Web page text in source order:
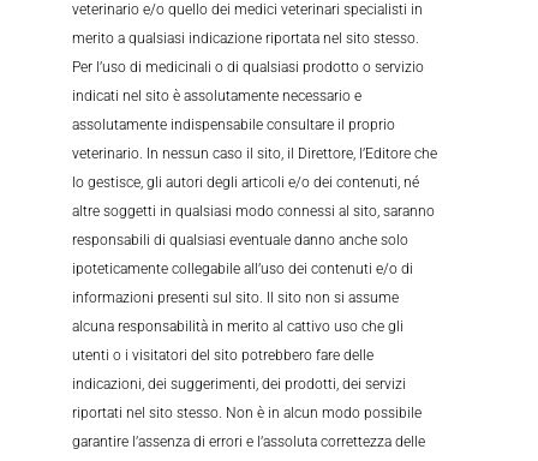
veterinario e/o quello dei medici veterinari specialisti in
merito a qualsiasi indicazione riportata nel sito stesso.
Per l’uso di medicinali o di qualsiasi prodotto o servizio
indicati nel sito è assolutamente necessario e
assolutamente indispensabile consultare il proprio
veterinario. In nessun caso il sito, il Direttore, l’Editore che
lo gestisce, gli autori degli articoli e/o dei contenuti, né
altre soggetti in qualsiasi modo connessi al sito, saranno
responsabili di qualsiasi eventuale danno anche solo
ipoteticamente collegabile all’uso dei contenuti e/o di
informazioni presenti sul sito. Il sito non si assume
alcuna responsabilità in merito al cattivo uso che gli
utenti o i visitatori del sito potrebbero fare delle
indicazioni, dei suggerimenti, dei prodotti, dei servizi
riportati nel sito stesso. Non è in alcun modo possibile
garantire l’assenza di errori e l’assoluta correttezza delle